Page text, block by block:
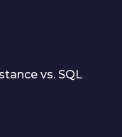
vs. SQL